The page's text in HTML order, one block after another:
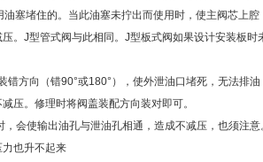
塞堵住的。当此油塞未拧出而使用时，使主阀芯上腔
。J型管式阀与此相同。J型板式阀如果设计安装板时
方向（错90°或180°），使外泄油口堵死，无法排油
压。修理时将阀盖装配方向装对即可。
会使输出油孔与泄油孔相通，造成不减压，也须注意
也升不起来